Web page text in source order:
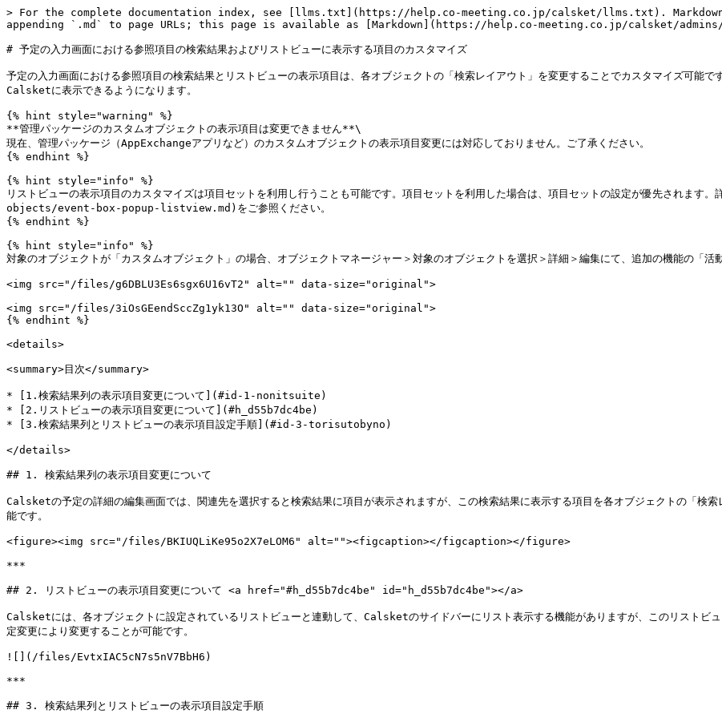
> For the complete documentation index, see [llms.txt](https://help.co-meeting.co.jp/calsket/llms.txt).
appending `.md` to page URLs; this page is available as [Markdown](https://help.co-meeting.co.jp/calsket/
# 予定の入力画面における参照項目の検索結果およびリストビューに表示する項目のカスタマイズ
予定の入力画面における参照項目の検索結果とリストビューの表示項目は、各オブジェクトの「検索レイアウト」を変更することでカスタマイズ可能
Calsketに表示できるようになります。
{% hint style="warning" %}
**管理パッケージのカスタムオブジェクトの表示項目は変更できません**\
現在、管理パッケージ（AppExchangeアプリなど）のカスタムオブジェクトの表示項目変更には対応しておりません。ご了承ください。
{% endhint %}
{% hint style="info" %}
リストビューの表示項目のカスタマイズは項目セットを利用し行うことも可能です。項目セットを利用した場合は、項目セットの設定が優
objects/event-box-popup-listview.md)をご参照ください。
{% endhint %}
{% hint style="info" %}
対象のオブジェクトが「カスタムオブジェクト」の場合、オブジェクトマネージャー＞対象のオブジェクトを選択＞詳細＞編集にて、追加の機能の「活
<img src="/files/g6DBLU3Es6sgx6U16vT2" alt="" data-size="original">
<img src="/files/3iOsGEendSccZg1yk13O" alt="" data-size="original">
{% endhint %}
<details>
<summary>目次</summary>
* [1.検索結果列の表示項目変更について](#id-1-nonitsuite)
* [2.リストビューの表示項目変更について](#h_d55b7dc4be)
* [3.検索結果列とリストビューの表示項目設定手順](#id-3-torisutobyno)
</details>
## 1. 検索結果列の表示項目変更について
Calsketの予定の詳細の編集画面では、関連先を選択すると検索結果に項目が表示されますが、この検索結果に表示する項目を各オブジェクトの「検
能です。
<figure><img src="/files/BKIUQLiKe95o2X7eLOM6" alt=""><figcaption></figcaption></figure>
***
## 2. リストビューの表示項目変更について <a href="#h_d55b7dc4be" id="h_d55b7dc4be"></a>
Calsketには、各オブジェクトに設定されているリストビューと連動して、Calsketのサイドバーにリスト表示する機能がありますが、このリストビ
定変更により変更することが可能です。
![](/files/EvtxIAC5cN7s5nV7BbH6)
***
## 3. 検索結果列とリストビューの表示項目設定手順